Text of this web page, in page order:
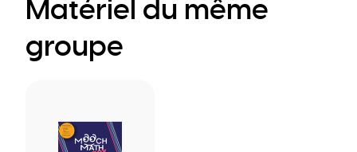
Matériel du même
groupe